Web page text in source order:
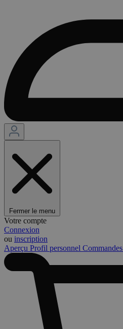
Fermer le menu
Votre compte
Connexion
ou inscription
Aperçu Profil personnel Commandes